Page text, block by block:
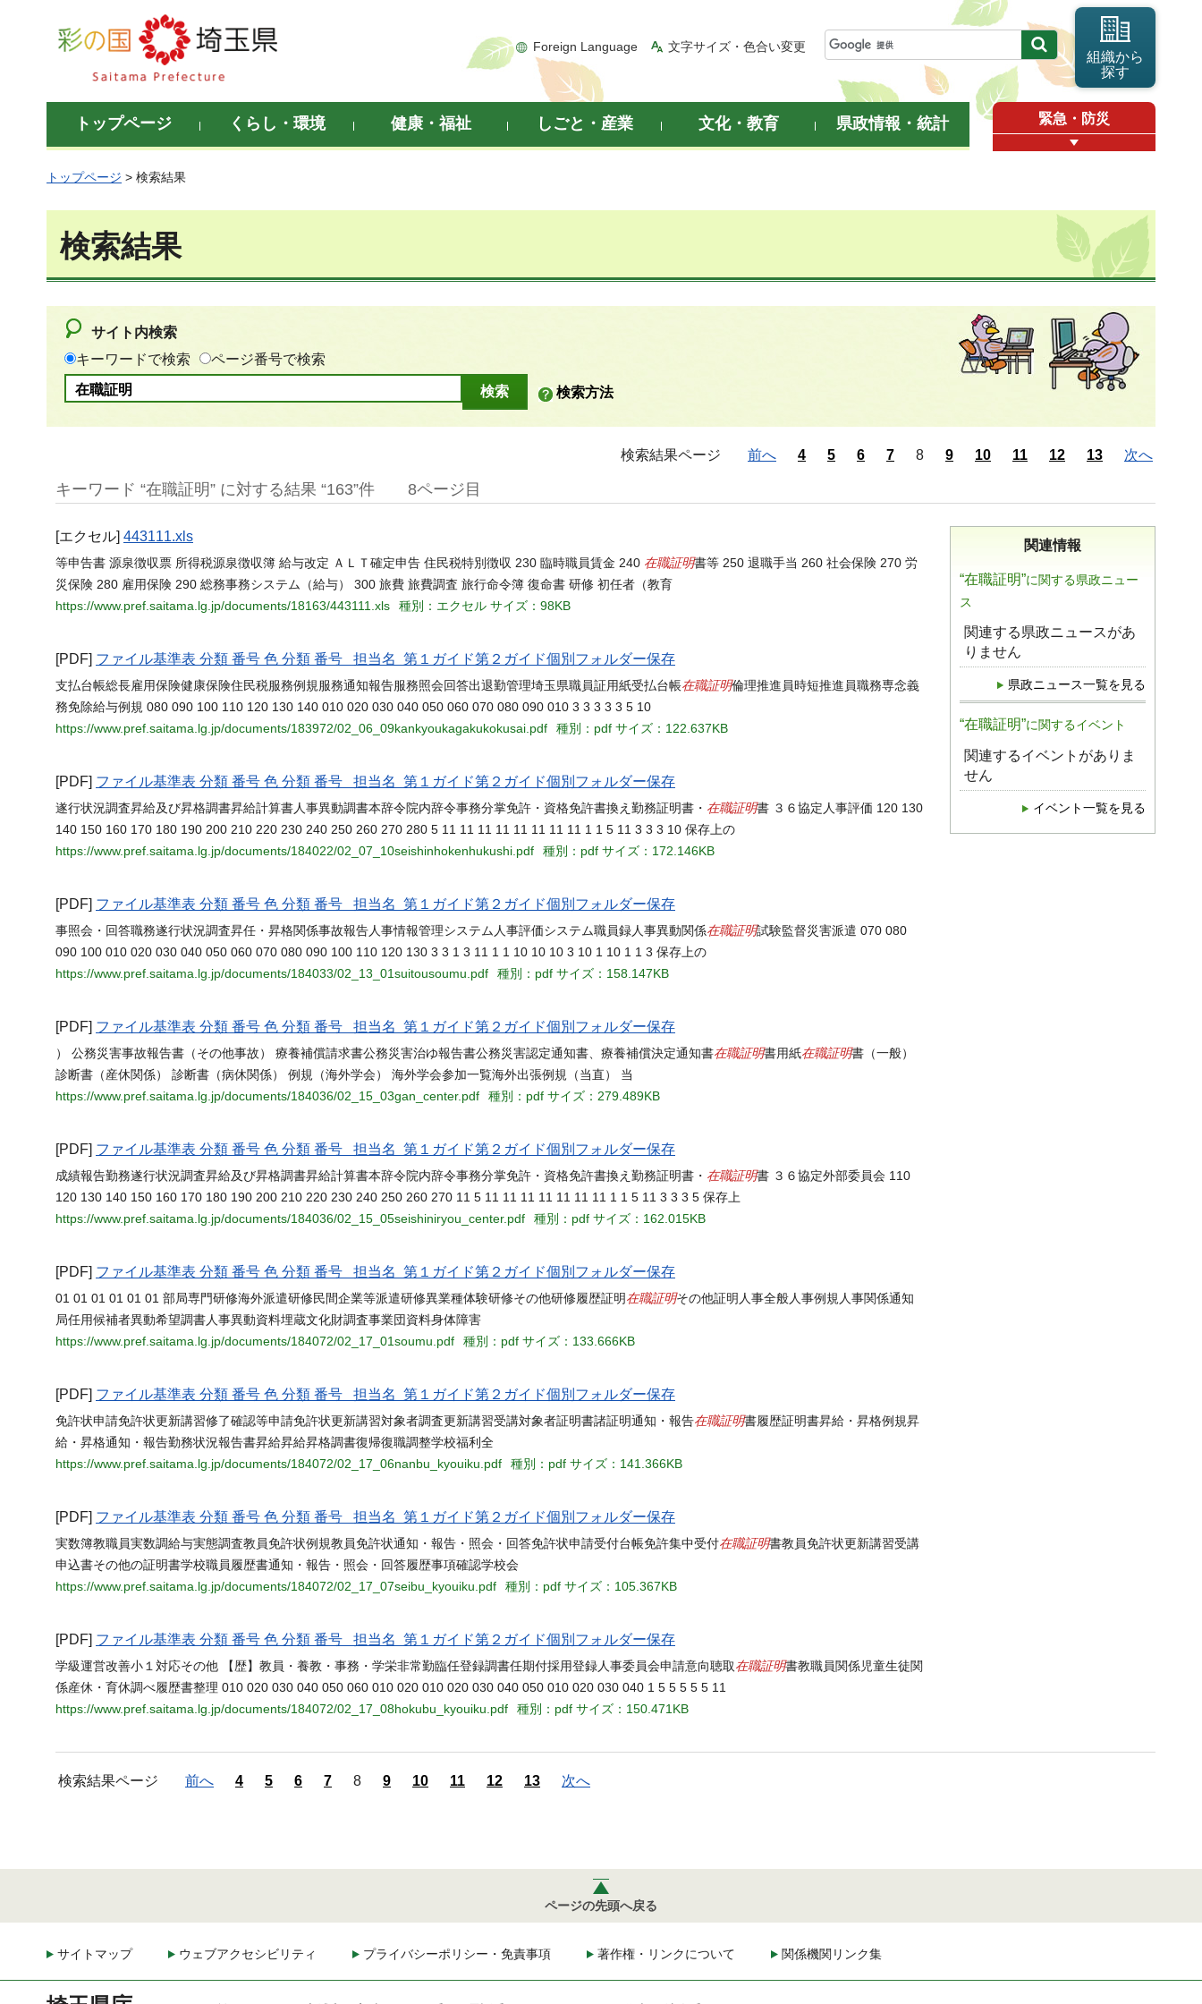
彩の国 埼玉県
Foreign Language 文字サイズ・色合い変更
組織から
探す
トップページ くらし・環境 健康・福祉 しごと・産業 文化・教育 県政情報・統計 緊急・防災
トップページ > 検索結果
検索結果
サイト内検索
キーワードで検索
ページ番号で検索
検索方法
検索結果ページ 前へ 4 5 6 7 8 9 10 11 12 13 次へ
キーワード “在職証明” に対する結果 “163”件 8ページ目
関連情報
“在職証明”に関する県政ニュー
ス
関連する県政ニュースがあ
りません
県政ニュース一覧を見る
“在職証明”に関するイベント
関連するイベントがありま
せん
イベント一覧を見る
[エクセル] 443111.xls
等申告書 源泉徴収票 所得税源泉徴収簿 給与改定 ＡＬＴ確定申告 住民税特別徴収 230 臨時職員賃金 240 在職証明書等 250 退職手当 260 社会保険 270 労
災保険 280 雇用保険 290 総務事務システム（給与） 300 旅費 旅費調査 旅行命令簿 復命書 研修 初任者（教育
https://www.pref.saitama.lg.jp/documents/18163/443111.xls
種別：エクセル サイズ：98KB
[PDF] ファイル基準表 分類 番号 色 分類 番号 担当名 第１ガイド第２ガイド個別フォルダー保存
支払台帳総長雇用保険健康保険住民税服務例規服務通知報告服務照会回答出退勤管理埼玉県職員証用紙受払台帳在職証明倫理推進員時短推進員職務専念義
務免除給与例規 080 090 100 110 120 130 140 010 020 030 040 050 060 070 080 090 010 3 3 3 3 3 5 10
https://www.pref.saitama.lg.jp/documents/183972/02_06_09kankyoukagakukokusai.pdf
種別：pdf サイズ：122.637KB
[PDF] ファイル基準表 分類 番号 色 分類 番号 担当名 第１ガイド第２ガイド個別フォルダー保存
遂行状況調査昇給及び昇格調書昇給計算書人事異動調書本辞令院内辞令事務分掌免許・資格免許書換え勤務証明書・ 在職証明書 ３６協定人事評価 120 130
140 150 160 170 180 190 200 210 220 230 240 250 260 270 280 5 11 11 11 11 11 11 11 11 1 1 5 11 3 3 3 10 保存上の
https://www.pref.saitama.lg.jp/documents/184022/02_07_10seishinhokenhukushi.pdf
種別：pdf サイズ：172.146KB
[PDF] ファイル基準表 分類 番号 色 分類 番号 担当名 第１ガイド第２ガイド個別フォルダー保存
事照会・回答職務遂行状況調査昇任・昇格関係事故報告人事情報管理システム人事評価システム職員録人事異動関係在職証明試験監督災害派遣 070 080
090 100 010 020 030 040 050 060 070 080 090 100 110 120 130 3 3 1 3 11 1 1 10 10 10 3 10 1 10 1 1 3 保存上の
https://www.pref.saitama.lg.jp/documents/184033/02_13_01suitousoumu.pdf
種別：pdf サイズ：158.147KB
[PDF] ファイル基準表 分類 番号 色 分類 番号 担当名 第１ガイド第２ガイド個別フォルダー保存
） 公務災害事故報告書（その他事故） 療養補償請求書公務災害治ゆ報告書公務災害認定通知書、療養補償決定通知書在職証明書用紙在職証明書（一般）
診断書（産休関係） 診断書（病休関係） 例規（海外学会） 海外学会参加一覧海外出張例規（当直） 当
https://www.pref.saitama.lg.jp/documents/184036/02_15_03gan_center.pdf
種別：pdf サイズ：279.489KB
[PDF] ファイル基準表 分類 番号 色 分類 番号 担当名 第１ガイド第２ガイド個別フォルダー保存
成績報告勤務遂行状況調査昇給及び昇格調書昇給計算書本辞令院内辞令事務分掌免許・資格免許書換え勤務証明書・ 在職証明書 ３６協定外部委員会 110
120 130 140 150 160 170 180 190 200 210 220 230 240 250 260 270 11 5 11 11 11 11 11 11 11 1 1 5 11 3 3 3 5 保存上
https://www.pref.saitama.lg.jp/documents/184036/02_15_05seishiniryou_center.pdf
種別：pdf サイズ：162.015KB
[PDF] ファイル基準表 分類 番号 色 分類 番号 担当名 第１ガイド第２ガイド個別フォルダー保存
01 01 01 01 01 01 部局専門研修海外派遣研修民間企業等派遣研修異業種体験研修その他研修履歴証明 在職証明その他証明人事全般人事例規人事関係通知
局任用候補者異動希望調書人事異動資料埋蔵文化財調査事業団資料身体障害
https://www.pref.saitama.lg.jp/documents/184072/02_17_01soumu.pdf
種別：pdf サイズ：133.666KB
[PDF] ファイル基準表 分類 番号 色 分類 番号 担当名 第１ガイド第２ガイド個別フォルダー保存
免許状申請免許状更新講習修了確認等申請免許状更新講習対象者調査更新講習受講対象者証明書諸証明通知・報告在職証明書履歴証明書昇給・昇格例規昇
給・昇格通知・報告勤務状況報告書昇給昇給昇格調書復帰復職調整学校福利全
https://www.pref.saitama.lg.jp/documents/184072/02_17_06nanbu_kyouiku.pdf
種別：pdf サイズ：141.366KB
[PDF] ファイル基準表 分類 番号 色 分類 番号 担当名 第１ガイド第２ガイド個別フォルダー保存
実数簿教職員実数調給与実態調査教員免許状例規教員免許状通知・報告・照会・回答免許状申請受付台帳免許集中受付在職証明書教員免許状更新講習受講
申込書その他の証明書学校職員履歴書通知・報告・照会・回答履歴事項確認学校会
https://www.pref.saitama.lg.jp/documents/184072/02_17_07seibu_kyouiku.pdf
種別：pdf サイズ：105.367KB
[PDF] ファイル基準表 分類 番号 色 分類 番号 担当名 第１ガイド第２ガイド個別フォルダー保存
学級運営改善小１対応その他 【歴】教員・養教・事務・学栄非常勤臨任登録調書任期付採用登録人事委員会申請意向聴取 在職証明書教職員関係児童生徒関
係産休・育休調べ履歴書整理 010 020 030 040 050 060 010 020 010 020 030 040 050 010 020 030 040 1 5 5 5 5 5 11
https://www.pref.saitama.lg.jp/documents/184072/02_17_08hokubu_kyouiku.pdf
種別：pdf サイズ：150.471KB
検索結果ページ 前へ 4 5 6 7 8 9 10 11 12 13 次へ
ページの先頭へ戻る
サイトマップ ウェブアクセシビリティ プライバシーポリシー・免責事項 著作権・リンクについて 関係機関リンク集